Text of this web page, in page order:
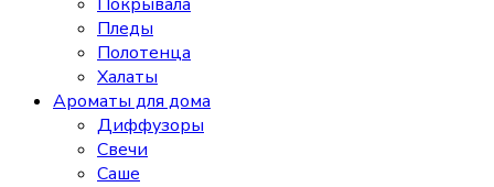
Пледы
Полотенца
Халаты
Ароматы для дома
Диффузоры
Свечи
Cаше